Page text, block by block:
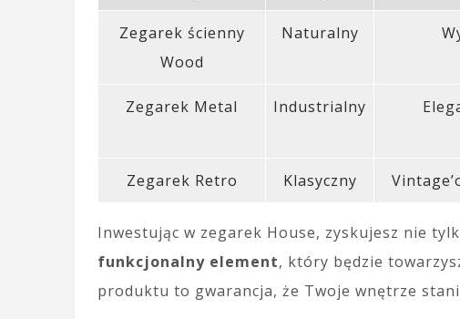
Zegarek ścienny
Wood
Naturalny
Zegarek Metal Industrialny
Zegarek Retro Klasyczny
Inwestując w zegarek House, zyskujesz nie
funkcjonalny element, który będzie
produktu to gwarancja, że Twoje wnętrze